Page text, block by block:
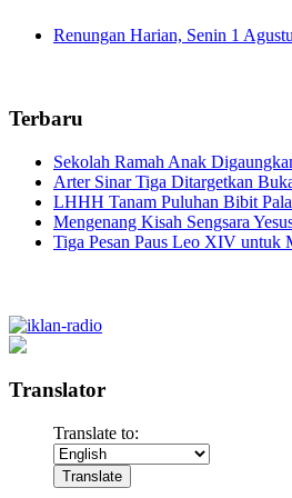
Renungan Harian, Senin 1
Terbaru
Sekolah Ramah Anak
Arter Sinar Tiga Ditargetkan
LHHH Tanam Puluhan Bibit
Mengenang Kisah Sengsara
Tiga Pesan Paus Leo XIV untuk
Translator
Translate to: